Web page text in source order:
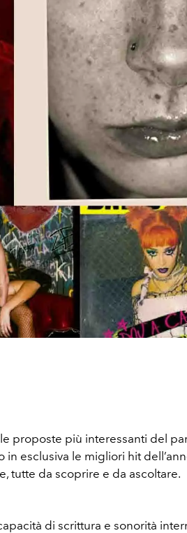
proposte più interessanti del
in esclusiva le migliori hit
tutte da scoprire e da ascoltare.
di scrittura e sonorità